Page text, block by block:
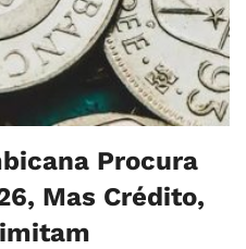
Procura
Mas Crédito,